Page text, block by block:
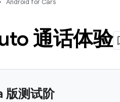
Android for Cars
通话体验
版测试阶